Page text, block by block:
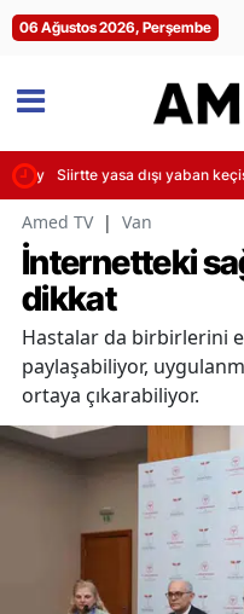
06 Ağustos 2026, Perşembe
yenileniyor
Siirtte yasa dışı yaban
Amed TV | Van
İnternetteki
dikkat
Hastalar da birbirlerini
paylaşabiliyor,
ortaya çıkarabiliyor.